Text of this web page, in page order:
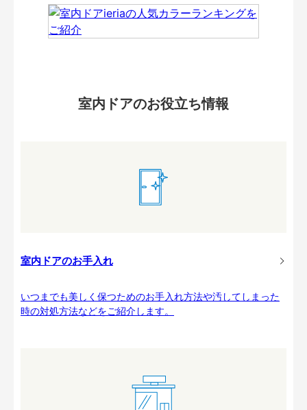
室内ドアのお役立ち情報
室内ドアのお手入れ
いつまでも美しく保つためのお手入れ方法や汚してしまった
時の対処方法などをご紹介します。